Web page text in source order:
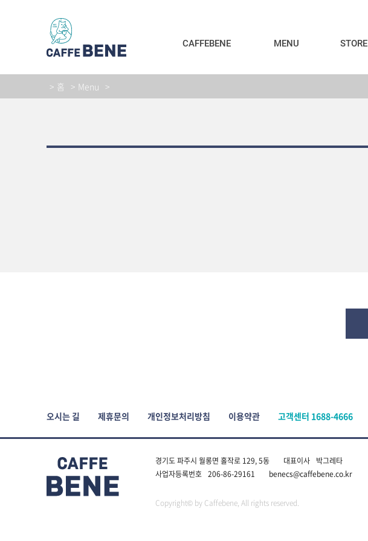
CAFFEBENE MENU STORE
홈 Menu
오시는 길 제휴문의 개인정보처리방침 이용약관 고객센터 1688-4666
경기도 파주시 월롱면 홀작로 129, 5동 대표이사
박그레타
사업자등록번호 206-86-29161 benecs@caffebene.co.kr
Copyright© by Caffebene, All rights reserved.